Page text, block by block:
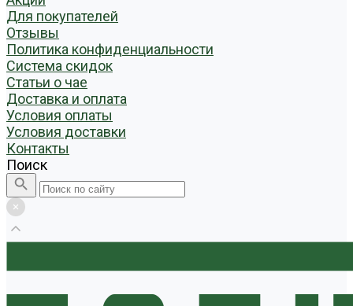
Для покупателей
Отзывы
Политика конфиденциальности
Система скидок
Статьи о чае
Доставка и оплата
Условия оплаты
Условия доставки
Контакты
Поиск